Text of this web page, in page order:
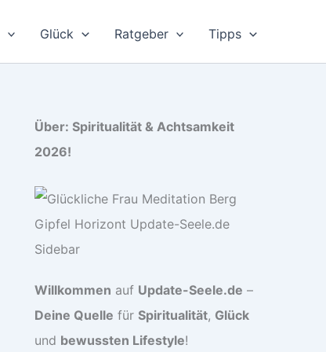
Glück Ratgeber Tipps
Über: Spiritualität & Achtsamkeit
2026!
Willkommen auf Update-Seele.de –
Deine Quelle für Spiritualität, Glück
und bewussten Lifestyle!